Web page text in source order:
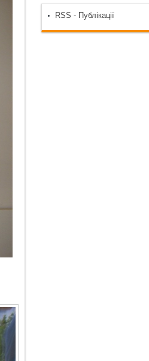
RSS - Публікації